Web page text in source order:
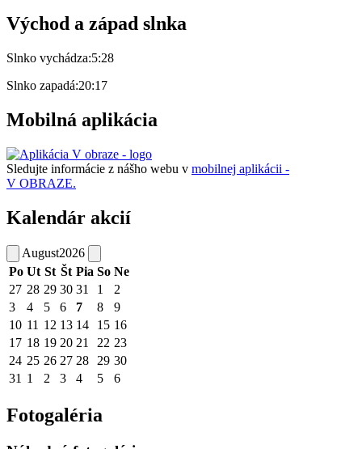
Východ a západ slnka
Slnko vychádza:5:28
Slnko zapadá:20:17
Mobilná aplikácia
Sledujte informácie z nášho webu v mobilnej aplikácii -
V OBRAZE.
Kalendár akcií
August2026
Po Ut St Št Pia So Ne
27 28 29 30 31 1
2
3
4 5 6 7 8
9
10 11 12 13 14 15 16
17 18 19 20 21 22 23
24 25 26 27 28 29 30
31 1 2 3 4 5 6
Fotogaléria